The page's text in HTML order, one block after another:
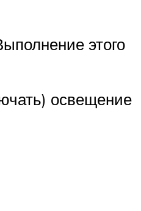
этого
освещение